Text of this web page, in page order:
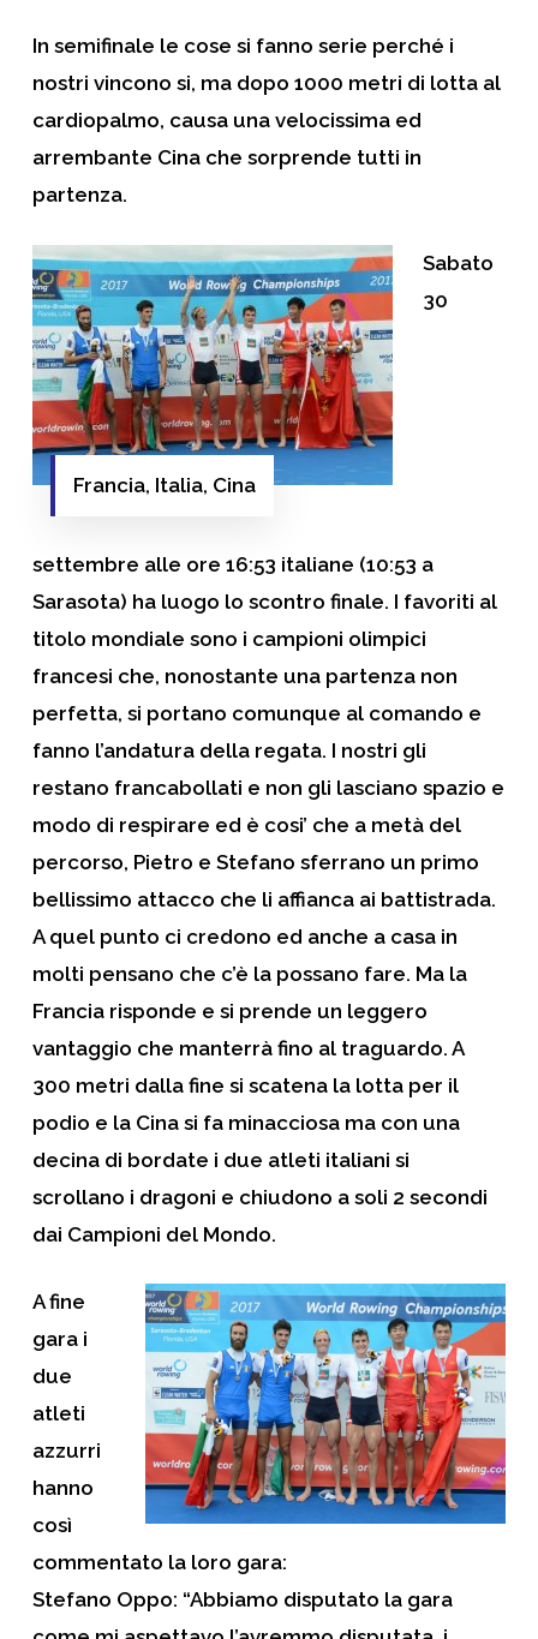
In semifinale le cose si fanno serie perché i
nostri vincono si, ma dopo 1000 metri di lotta al
cardiopalmo, causa una velocissima ed
arrembante Cina che sorprende tutti in
partenza.
Francia, Italia, Cina
Sabato
30
settembre alle ore 16:53 italiane (10:53 a
Sarasota) ha luogo lo scontro finale. I favoriti al
titolo mondiale sono i campioni olimpici
francesi che, nonostante una partenza non
perfetta, si portano comunque al comando e
fanno l’andatura della regata. I nostri gli
restano francabollati e non gli lasciano spazio e
modo di respirare ed è cosi’ che a metà del
percorso, Pietro e Stefano sferrano un primo
bellissimo attacco che li affianca ai battistrada.
A quel punto ci credono ed anche a casa in
molti pensano che c’è la possano fare. Ma la
Francia risponde e si prende un leggero
vantaggio che manterrà fino al traguardo. A
300 metri dalla fine si scatena la lotta per il
podio e la Cina si fa minacciosa ma con una
decina di bordate i due atleti italiani si
scrollano i dragoni e chiudono a soli 2 secondi
dai Campioni del Mondo.
A fine
gara i
due
atleti
azzurri
hanno
così
commentato la loro gara:
Stefano Oppo: “Abbiamo disputato la gara